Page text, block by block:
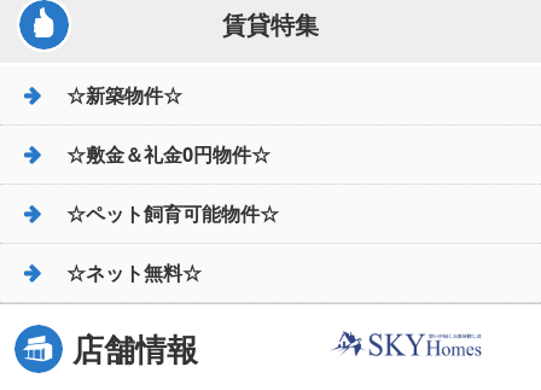
賃貸特集
☆新築物件☆
☆敷金＆礼金0円物件☆
☆ペット飼育可能物件☆
☆ネット無料☆
店舗情報